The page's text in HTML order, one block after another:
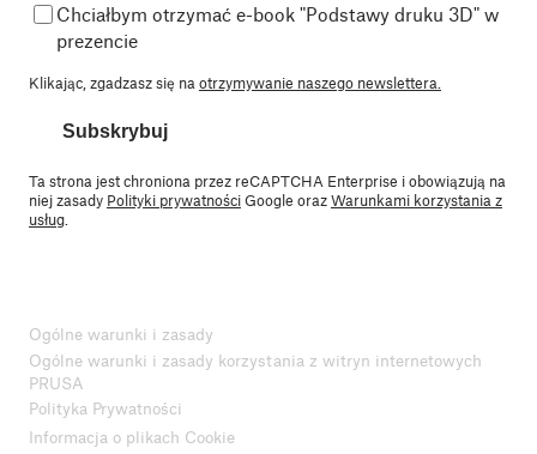
Chciałbym otrzymać e-book "Podstawy druku 3D" w
prezencie
Klikając, zgadzasz się na otrzymywanie naszego newslettera.
Subskrybuj
Ta strona jest chroniona przez reCAPTCHA Enterprise i obowiązują na
niej zasady Polityki prywatnościGoogle orazWarunkami korzystania z
usług
Ogólne warunki i zasady
Ogólne warunki i zasady korzystania z witryn internetowych
PRUSA
Polityka Prywatności
Informacja o plikach Cookie